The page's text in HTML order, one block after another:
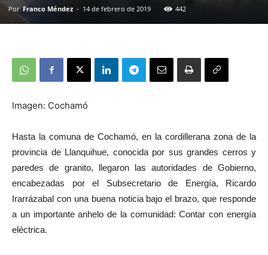
Por Franco Méndez - 14 de febrero de 2019 442
Imagen: Cochamó
Hasta la comuna de Cochamó, en la cordillerana zona de la
provincia de Llanquihue, conocida por sus grandes cerros y
paredes de granito, llegaron las autoridades de Gobierno,
encabezadas por el Subsecretario de Energía, Ricardo
Irarrázabal con una buena noticia bajo el brazo, que responde
a un importante anhelo de la comunidad: Contar con energía
eléctrica.